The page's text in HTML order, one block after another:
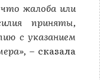
жалоба или
приняты,
с указанием
– сказала